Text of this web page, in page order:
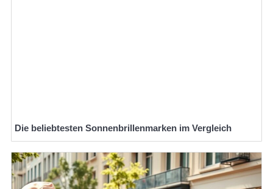
Die beliebtesten Sonnenbrillenmarken im Vergleich